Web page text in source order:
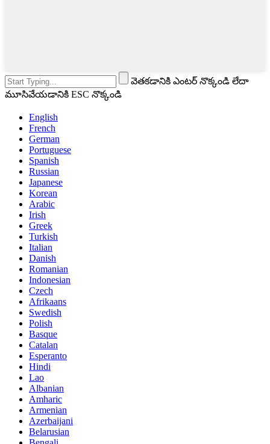
వెతకడానికి ఎంటర్ నొక్కండి లేదా
మూసివేయడానికి ESC నొక్కండి
English
French
German
Portuguese
Spanish
Russian
Japanese
Korean
Arabic
Irish
Greek
Turkish
Italian
Danish
Romanian
Indonesian
Czech
Afrikaans
Swedish
Polish
Basque
Catalan
Esperanto
Hindi
Lao
Albanian
Amharic
Armenian
Azerbaijani
Belarusian